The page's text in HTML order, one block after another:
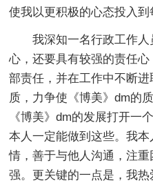
使我以更积极的心态投入到
我深知一名行政工作人
心，还要具有较强的责任
部责任，并在工作中不断
质，力争使《博美》dm的
《博美》dm的发展打开一
本人一定能做到这些。我
情，善于与他人沟通，注
强。更关键的一点是，我